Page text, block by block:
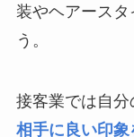
装やヘアース
う。
接客業では自分
相手に良い印